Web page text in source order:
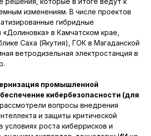
изменениям. В числе проектов
гибридные
в Камчатском крае,
Саха (Якутия), ГОК в Магаданской
ветродизельная электростанция в
промышленной
кибербезопасности (для
вопросы внедрения
и защиты критической
условиях роста киберрисков и